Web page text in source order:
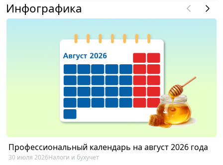
Инфографика
Профессиональный календарь на август 2026 года
30 июля 2026Налоги и бухучет